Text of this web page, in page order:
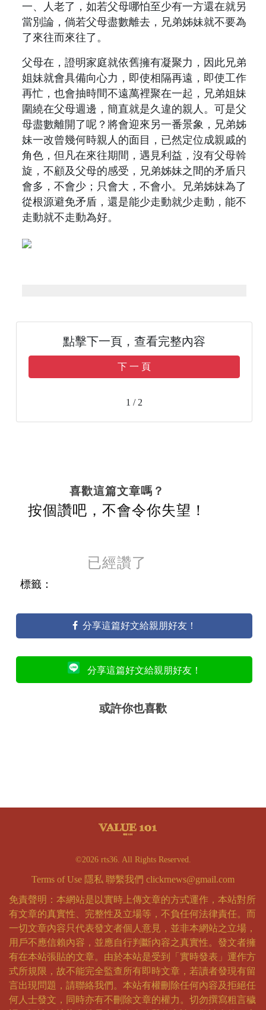
一、人老了，如若父母哪怕至少有一方還在就另
當別論，倘若父母盡數離去，兄弟姊妹就不要為
了來往而來往了。
父母在，證明家庭就依舊擁有凝聚力，因此兄弟
姐妹就會具備向心力，即使相隔再遠，即使工作
再忙，也會抽時間不遠萬裡聚在一起，兄弟姐妹
圍繞在父母週邊，簡直就是久違的親人。可是父
母盡數離開了呢？將會迎來另一番景象，兄弟姊
妹一改曾幾何時親人的面目，已然定位成親戚的
角色，但凡在來往期間，遇見利益，沒有父母斡
旋，不顧及父母的感受，兄弟姊妹之間的矛盾只
會多，不會少；只會大，不會小。兄弟姊妹為了
從根源避免矛盾，還是能少走動就少走動，能不
走動就不走動為好。
點擊下一頁，查看完整內容
下 一 頁
1 / 2
喜歡這篇文章嗎？
按個讚吧，不會令你失望！
已經讚了
標籤：
分享這篇好文給親朋好友！
分享這篇好文給親朋好友！
或許你也喜歡
©2026 rts36. All Rights Reserved.
Terms of Use 隱私 聯繫我們 clickrnews@gmail.com
免責聲明：本網站是以實時上傳文章的方式運作，本站對所
有文章的真實性、完整性及立場等，不負任何法律責任。而
一切文章內容只代表發文者個人意見，並非本網站之立場，
用戶不應信賴內容，並應自行判斷內容之真實性。發文者擁
有在本站張貼的文章。由於本站是受到「實時發表」運作方
式所規限，故不能完全監查所有即時文章，若讀者發現有留
言出現問題，請聯絡我們。本站有權刪除任何內容及拒絕任
何人士發文，同時亦有不刪除文章的權力。切勿撰寫粗言穢